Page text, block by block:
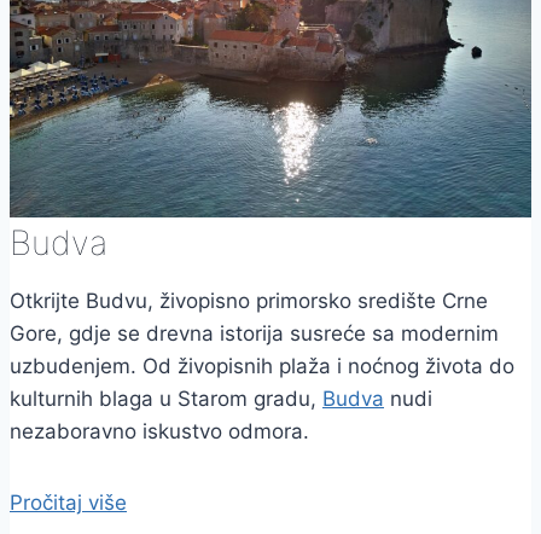
Budva
Otkrijte Budvu, živopisno primorsko središte Crne
Gore, gdje se drevna istorija susreće sa modernim
uzbudenjem. Od živopisnih plaža i noćnog života do
kulturnih blaga u Starom gradu, Budva nudi
nezaboravno iskustvo odmora.
Pročitaj više